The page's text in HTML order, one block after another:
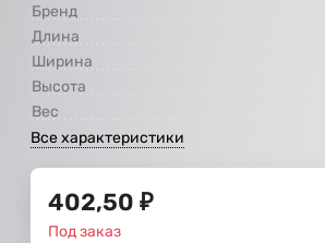
Бренд
Длина
Ширина
Высота
Вес
Все характеристики
402,50 ₽
Под заказ